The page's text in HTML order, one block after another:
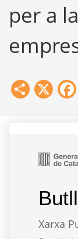
per a
Share
X
Xarxa